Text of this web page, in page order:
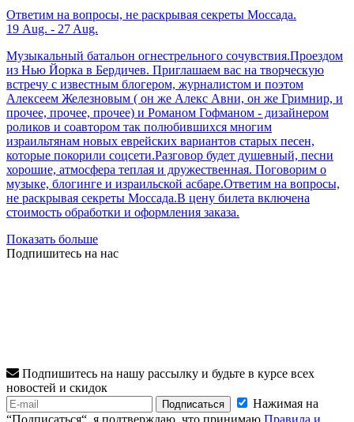
Ответим на вопросы, не раскрывая секреты Моссада.
19 Aug. - 27 Aug.
Музыкальный батальон огнестрельного сочувствия.Проездом
из Нью Йорка в Бердичев. Приглашаем вас на творческую
встречу с известным блогером, журналистом и поэтом
Алексеем Железновым ( он же Алекс Авни, он же Гримнир, и
прочее, прочее, прочее) и Романом Гофманом - дизайнером
роликов и соавтором так полюбившихся многим
израильтянам новых еврейских вариантов старых песен,
которые покорили соцсети.Разговор будет душевный, песни
хорошие, атмосфера теплая и дружественная. Поговорим о
музыке, блогинге и израильской асбаре.Ответим на вопросы,
не раскрывая секреты Моссада.В цену билета включена
стоимость обработки и оформления заказа.
Показать больше
Подпишитесь на нас
Подпишитесь на нашу рассылку и будьте в курсе всех
новостей и скидок
Подписаться
Нажимая на